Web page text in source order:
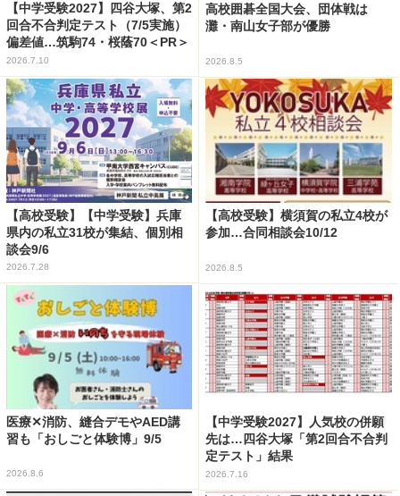
【中学受験2027】四谷大塚、第2
回合不合判定テスト（7/5実施）
偏差値…筑駒74・桜蔭70＜PR＞
2026.7.10
高校囲碁全国大会、団体戦は
灘・南山女子部が優勝
2026.8.5
【高校受験】【中学受験】兵庫
県内の私立31校が集結、個別相
談会9/6
2026.7.28
【高校受験】横須賀の私立4校が
参加…合同相談会10/12
2026.8.5
医療✕消防、縫合デモやAED講
習も「おしごと体験博」9/5
2026.8.6
【中学受験2027】人気校の併願
先は…四谷大塚「第2回合不合判
定テスト」結果
2026.7.16